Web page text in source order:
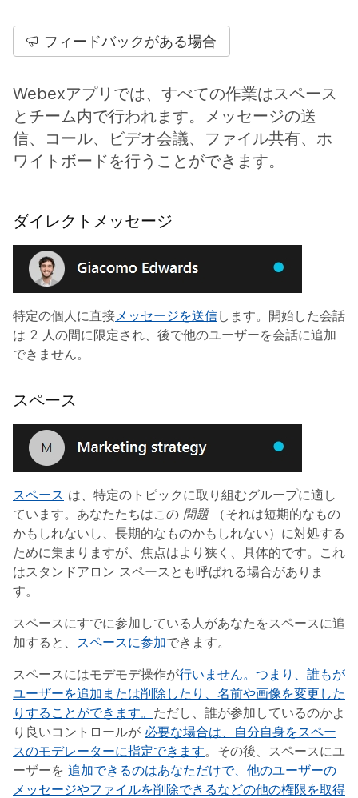
フィードバックがある場合
Webexアプリでは、すべての作業はスペース
とチーム内で行われます。メッセージの送
信、コール、ビデオ会議、ファイル共有、ホ
ワイトボードを行うことができます。
ダイレクトメッセージ
特定の個人に直接メッセージを送信します。開始した会話
は 2 人の間に限定され、後で他のユーザーを会話に追加
できません。
スペース
スペース は、特定のトピックに取り組むグループに適し
ています。あなたたちはこの 問題（それは短期的なもの
かもしれないし、長期的なものかもしれない）に対処する
ために集まりますが、焦点はより狭く、具体的です。これ
はスタンドアロン スペースとも呼ばれる場合がありま
す。
スペースにすでに参加している人があなたをスペースに追
加すると、 スペースに参加できます。
スペースにはモデモデ操作が行いません。つまり、誰もが
ユーザーを追加または削除したり、名前や画像を変更した
りすることができます。 ただし、誰が参加しているのかよ
り良いコントロールが 必要な場合は、自分自身をスペー
スのモデレーターに指定できます。その後、スペースにユ
ーザーを 追加できるのはあなただけで、他のユーザーの
メッセージやファイルを削除できるなどの他の権限を取得